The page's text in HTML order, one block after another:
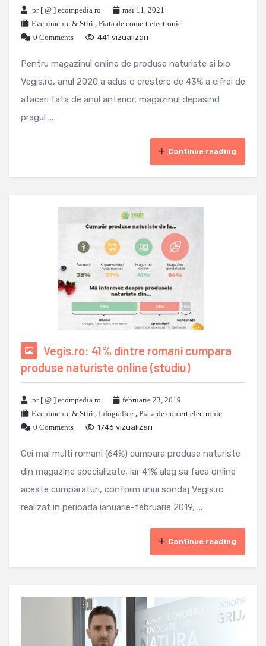
pr [ @ ] ecompedia ro
mai 11, 2021
Evenimente & Stiri , Piata de comert electronic
0 Comments
441 vizualizari
Pentru magazinul online de produse naturiste si bio
Vegis.ro, anul 2020 a adus o crestere de 43% a cifrei de
afaceri fata de anul anterior, magazinul depasind
pragul ...
Continue reading
Vegis.ro: 41% dintre romani cumpara
produse naturiste online (studiu)
pr [ @ ] ecompedia ro
februarie 23, 2019
Evenimente & Stiri , Infografice , Piata de comert electronic
0 Comments
1746 vizualizari
Cei mai multi romani (64%) cumpara produse naturiste
din magazine specializate, iar 41% aleg sa faca online
aceste cumparaturi, conform unui sondaj Vegis.ro
realizat in perioada ianuarie-februarie 2019, ...
Continue reading